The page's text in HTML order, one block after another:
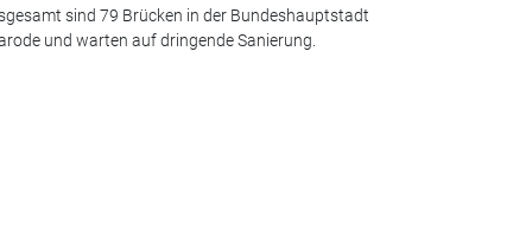
sind 79 Brücken in der Bundeshauptstadt
und warten auf dringende Sanierung.